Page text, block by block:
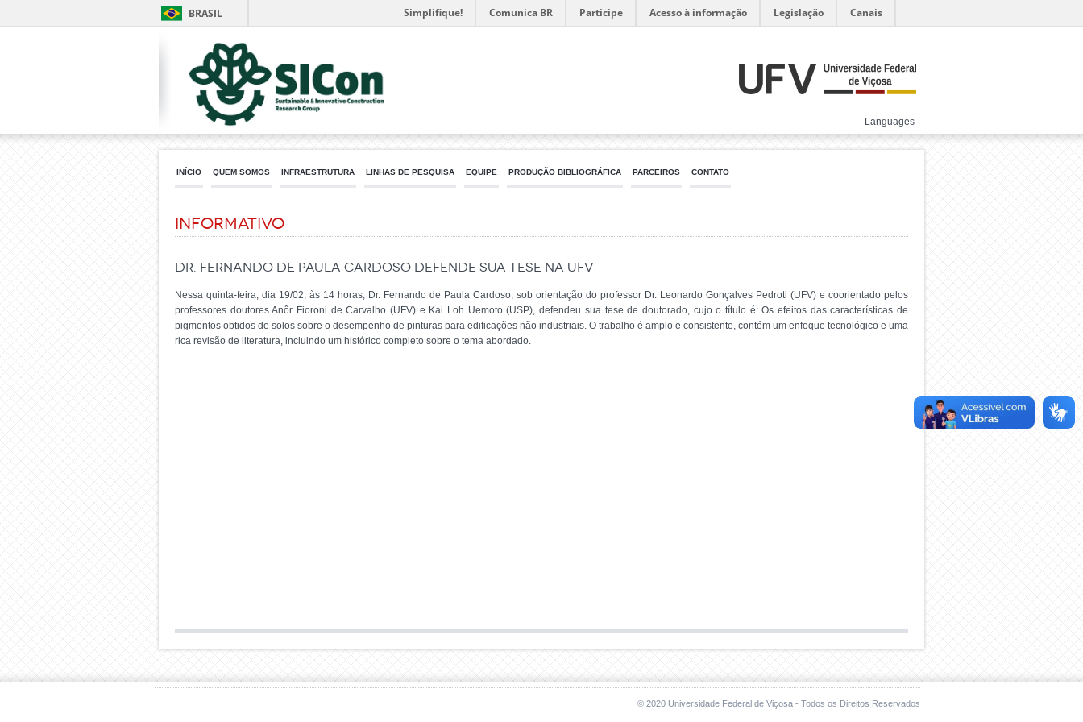
BRASIL Simplifique! Comunica BR Participe Acesso à informação Legislação Canais
Languages
INÍCIO QUEM SOMOS INFRAESTRUTURA LINHAS DE PESQUISA EQUIPE PRODUÇÃO BIBLIOGRÁFICA PARCEIROS CONTATO
Informativo
Dr. Fernando de Paula Cardoso defende sua tese na UFV
Nessa quinta-feira, dia 19/02, às 14 horas, Dr. Fernando de Paula Cardoso, sob orientação do professor Dr. Leonardo Gonçalves Pedroti (UFV) e coorientado pelos
professores doutores Anôr Fioroni de Carvalho (UFV) e Kai Loh Uemoto (USP), defendeu sua tese de doutorado, cujo o título é: Os efeitos das características de
pigmentos obtidos de solos sobre o desempenho de pinturas para edificações não industriais. O trabalho é amplo e consistente, contém um enfoque tecnológico e uma
rica revisão de literatura, incluindo um histórico completo sobre o tema abordado.
© 2020 Universidade Federal de Viçosa - Todos os Direitos Reservados